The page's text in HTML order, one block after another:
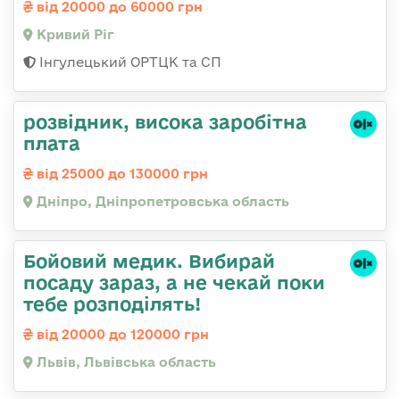
від 20000 до 60000 грн
Кривий Ріг
Інгулецький ОРТЦК та СП
розвідник, висока заробітна
плата
від 25000 до 130000 грн
Дніпро, Дніпропетровська область
Бойовий медик. Вибирай
посаду зараз, а не чекай поки
тебе розподілять!
від 20000 до 120000 грн
Львів, Львівська область